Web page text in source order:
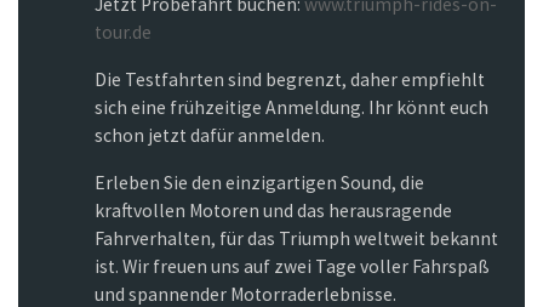
tour.de
Die Testfahrten sind begrenzt, daher empfiehlt
sich eine frühzeitige Anmeldung. Ihr könnt euch
schon jetzt dafür anmelden.
Erleben Sie den einzigartigen Sound, die
kraftvollen Motoren und das herausragende
Fahrverhalten, für das Triumph weltweit bekannt
ist. Wir freuen uns auf zwei Tage voller Fahrspaß
und spannender Motorraderlebnisse.